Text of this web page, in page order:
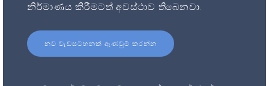
නිර්මාණය කිරීමටත් අවස්ථාව තිබෙනවා.
නව වැඩසටහනක් ඇණවුම් කරන්න